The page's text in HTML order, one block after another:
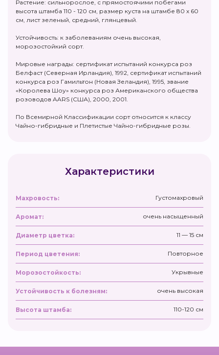
Растение: сильнорослое, с прямостоячими побегами
высота штамба 110 - 120 см, размер куста на штамбе 80 х 60
см, лист зеленый, средний, глянцевый.
Устойчивость: к заболеваниям очень высокая,
морозостойкий сорт.
Мировые награды: сертификат испытаний конкурса роз
Белфаст (Северная Ирландия), 1992, сертификат испытаний
конкурса роз Гамильтон (Новая Зеландия), 1995, звание
«Королева Шоу» конкурса роз Американского общества
розоводов AARS (США), 2000, 2001.
По Всемирной Классификации сорт относится к классу
Чайно-гибридные и Плетистые Чайно-гибридные розы.
Характеристики
Махровость: Густомахровый
Аромат: очень насыщенный
Диаметр цветка: 11 — 15 см
Период цветения: Повторное
Морозостойкость: Укрывные
Устойчивость к болезням: очень высокая
Высота штамба: 110-120 см